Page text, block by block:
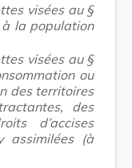
visées au §
la population
visées au §
ou
des territoires
des
d’accises
assimilées (à